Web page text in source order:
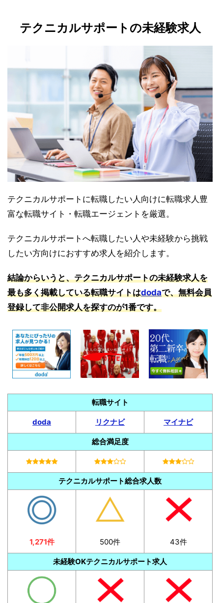
テクニカルサポートの未経験求人
テクニカルサポートに転職したい人向けに転職求人豊
富な転職サイト・転職エージェントを厳選。
テクニカルサポートへ転職したい人や未経験から挑戦
したい方向けにおすすめ求人を紹介します。
結論からいうと、テクニカルサポートの未経験求人を
最も多く掲載している転職サイトはdodaで、無料会員
登録して非公開求人を探すのが1番です。
転職サイト
doda リクナビ マイナビ
総合満足度
テクニカルサポート総合求人数
1,271件 500件 43件
未経験OKテクニカルサポート求人